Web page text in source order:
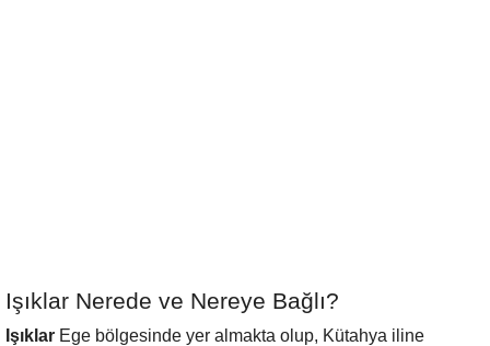
Işıklar Nerede ve Nereye Bağlı?
Işıklar Ege bölgesinde yer almakta olup, Kütahya iline